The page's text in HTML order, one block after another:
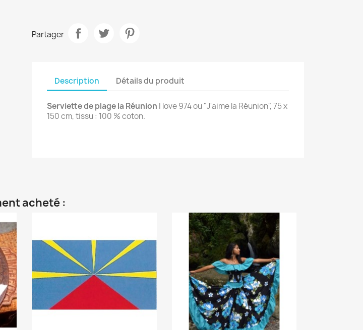
Partager
Description Détails du produit
Serviette de plage la Réunion I love 974 ou "J'aime la Réunion", 75 x
150 cm, tissu : 100 % coton.
acheté :